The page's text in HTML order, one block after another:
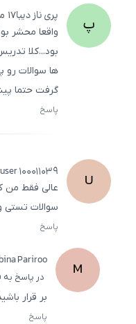
پ پری نازدیبا۱۷ مهر ۱۴۰۴
واقعا محشر
بود...کلا
ها سوالات رو
گرفت حتما
پاسخ
U
user100011039
عالی فقط من
سوالات تستی
پاسخ
M
Pariroo
در پاسخ به
بر قرار
پاسخ